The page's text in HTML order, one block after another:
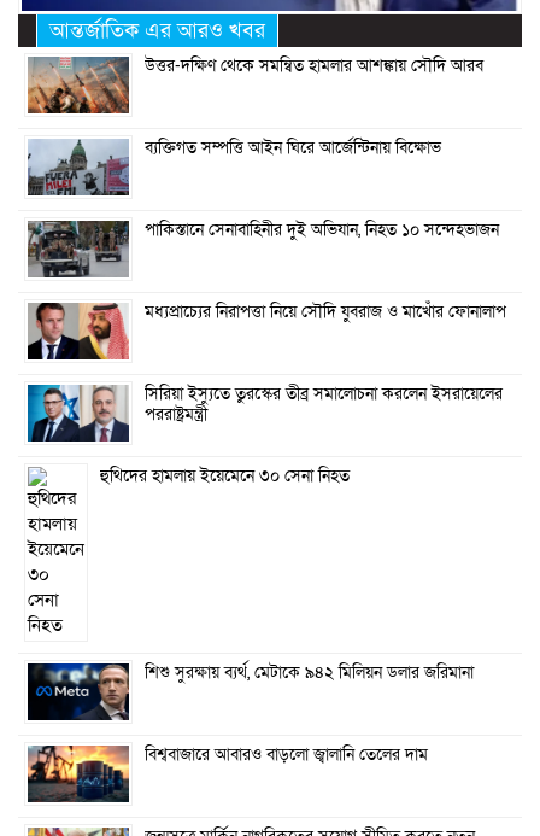
আন্তর্জাতিক এর আরও খবর
উত্তর-দক্ষিণ থেকে সমন্বিত হামলার আশঙ্কায় সৌদি আরব
ব্যক্তিগত সম্পত্তি আইন ঘিরে আর্জেন্টিনায় বিক্ষোভ
পাকিস্তানে সেনাবাহিনীর দুই অভিযান, নিহত ১০ সন্দেহভাজন
মধ্যপ্রাচ্যের নিরাপত্তা নিয়ে সৌদি যুবরাজ ও মাখোঁর ফোনালাপ
সিরিয়া ইস্যুতে তুরস্কের তীব্র সমালোচনা করলেন ইসরায়েলের
পররাষ্ট্রমন্ত্রী
হুথিদের হামলায় ইয়েমেনে ৩০ সেনা নিহত
শিশু সুরক্ষায় ব্যর্থ, মেটাকে ৯৪২ মিলিয়ন ডলার জরিমানা
বিশ্ববাজারে আবারও বাড়লো জ্বালানি তেলের দাম